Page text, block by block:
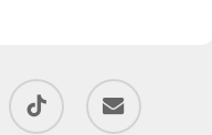
tiktok email